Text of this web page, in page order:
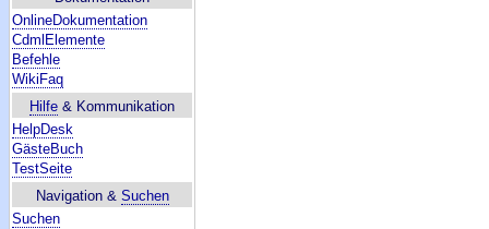
OnlineDokumentation
CdmlElemente
Befehle
WikiFaq
Hilfe & Kommunikation
HelpDesk
GästeBuch
TestSeite
Navigation & Suchen
Suchen